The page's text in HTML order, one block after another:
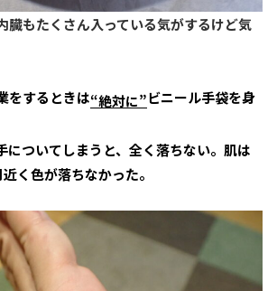
臓もたくさん入っている気がするけど気
をするときは“絶対に”ビニール手袋を身
についてしまうと、全く落ちない。肌は
く色が落ちなかった。